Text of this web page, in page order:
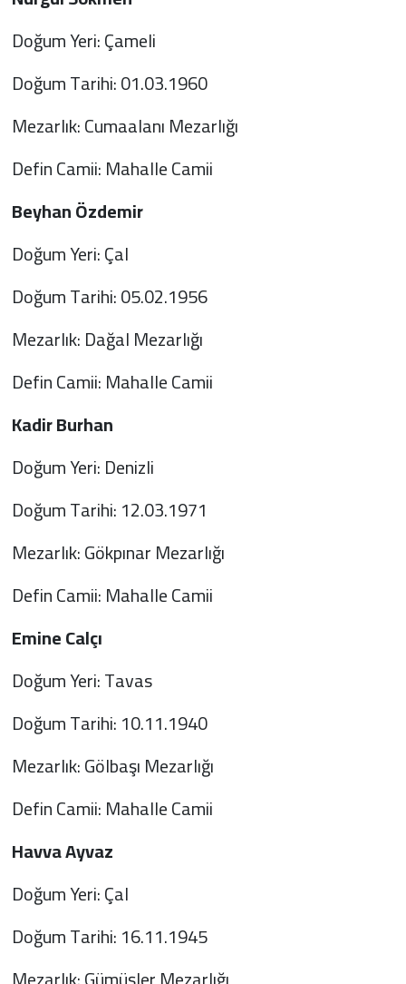
Doğum Yeri: Çameli
Doğum Tarihi: 01.03.1960
Mezarlık: Cumaalanı Mezarlığı
Defin Camii: Mahalle Camii
Beyhan Özdemir
Doğum Yeri: Çal
Doğum Tarihi: 05.02.1956
Mezarlık: Dağal Mezarlığı
Defin Camii: Mahalle Camii
Kadir Burhan
Doğum Yeri: Denizli
Doğum Tarihi: 12.03.1971
Mezarlık: Gökpınar Mezarlığı
Defin Camii: Mahalle Camii
Emine Calçı
Doğum Yeri: Tavas
Doğum Tarihi: 10.11.1940
Mezarlık: Gölbaşı Mezarlığı
Defin Camii: Mahalle Camii
Havva Ayvaz
Doğum Yeri: Çal
Doğum Tarihi: 16.11.1945